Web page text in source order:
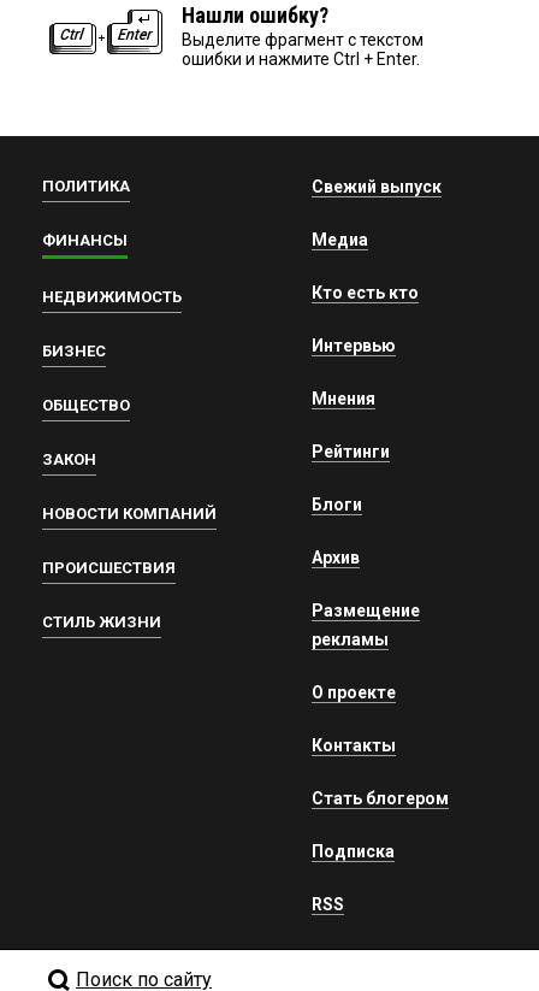
Нашли ошибку?
Выделите фрагмент с текстом
ошибки и нажмите Ctrl + Enter.
ПОЛИТИКА
ФИНАНСЫ
НЕДВИЖИМОСТЬ
БИЗНЕС
ОБЩЕСТВО
ЗАКОН
НОВОСТИ КОМПАНИЙ
ПРОИСШЕСТВИЯ
СТИЛЬ ЖИЗНИ
Свежий выпуск
Медиа
Кто есть кто
Интервью
Мнения
Рейтинги
Блоги
Архив
Размещение
рекламы
О проекте
Контакты
Стать блогером
Подписка
RSS
Поиск по сайту